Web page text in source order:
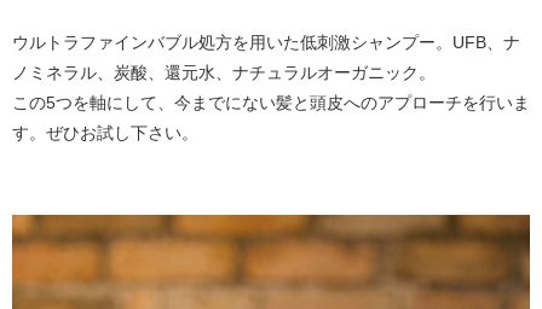
ウルトラファインバブル処方を用いた低刺激シャンプー。UFB、ナ
ノミネラル、炭酸、還元水、ナチュラルオーガニック。
この5つを軸にして、今までにない髪と頭皮へのアプローチを行いま
す。ぜひお試し下さい。